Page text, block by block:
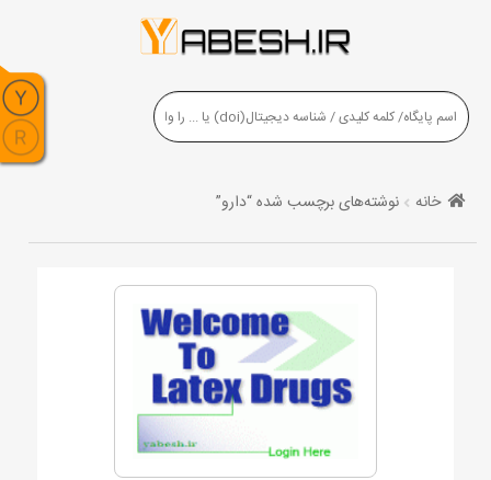
خانه نوشته‌های برچسب شده “دارو”